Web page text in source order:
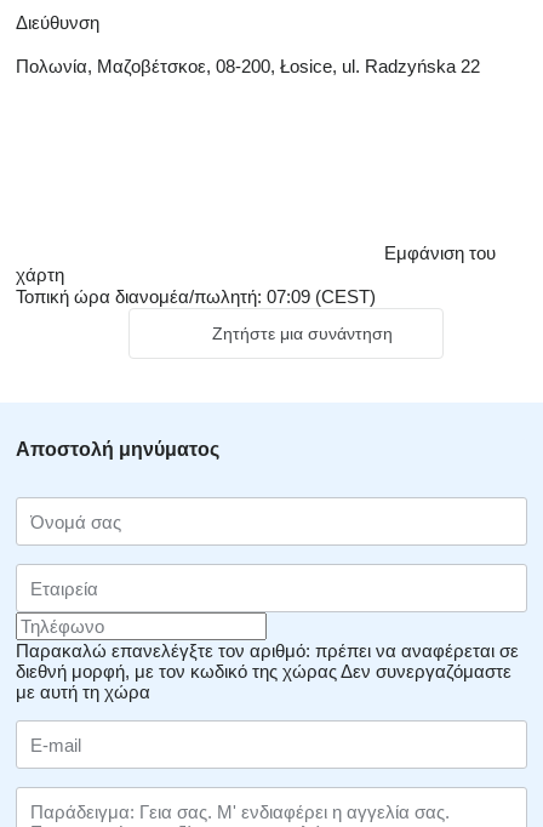
Διεύθυνση
Πολωνία, Μαζοβέτσκοε, 08-200, Łosice, ul. Radzyńska 22
Εμφάνιση του
χάρτη
Τοπική ώρα διανομέα/πωλητή: 07:09 (CEST)
Ζητήστε μια συνάντηση
Αποστολή μηνύματος
Παρακαλώ επανελέγξτε τον αριθμό: πρέπει να αναφέρεται σε
διεθνή μορφή, με τον κωδικό της χώραςΔεν συνεργαζόμαστε
με αυτή τη χώρα